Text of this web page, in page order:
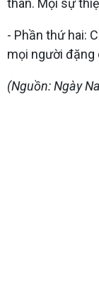
thân. Mọi sự
- Phần thứ hai:
mọi người đặng
(Nguồn: Ngày